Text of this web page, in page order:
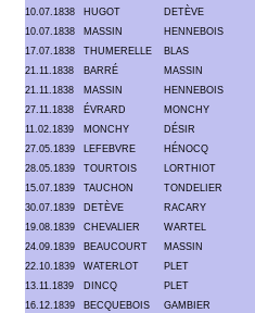
10.07.1838
HUGOT DETÈVE
10.07.1838
MASSIN HENNEBOIS
17.07.1838
THUMERELLE BLAS
21.11.1838
BARRÉ MASSIN
21.11.1838
MASSIN HENNEBOIS
27.11.1838
ÉVRARD MONCHY
11.02.1839
MONCHY DÉSIR
27.05.1839
LEFEBVRE HÉNOCQ
28.05.1839
TOURTOIS LORTHIOT
15.07.1839
TAUCHON TONDELIER
30.07.1839
DETÈVE RACARY
19.08.1839
CHEVALIER WARTEL
24.09.1839
BEAUCOURT MASSIN
22.10.1839
WATERLOT PLET
13.11.1839
DINCQ PLET
16.12.1839
BECQUEBOIS GAMBIER